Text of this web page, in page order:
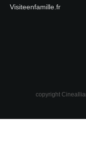
Visiteenfamille.fr
copyright